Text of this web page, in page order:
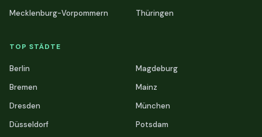
Mecklenburg-Vorpommern
Thüringen
TOP STÄDTE
Berlin
Bremen
Dresden
Düsseldorf
Magdeburg
Mainz
München
Potsdam